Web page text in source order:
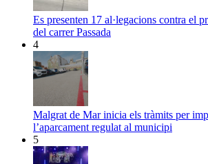
Es presenten 17 al·legacions contra el
del carrer Passada
4
Malgrat de Mar inicia els tràmits per
l’aparcament regulat al municipi
5